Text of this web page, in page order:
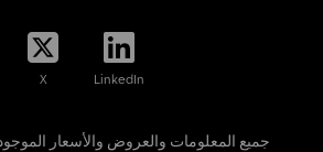
X LinkedIn
جميع المعلومات والعروض والأسعار